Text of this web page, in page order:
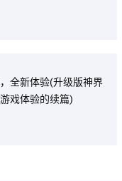
全新体验(升级版神界
戏体验的续篇)